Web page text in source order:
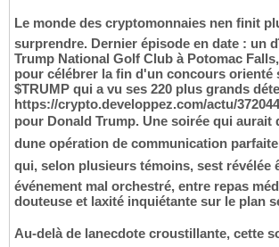
Le monde des cryptomonnaies nen finit
surprendre. Dernier épisode en date : un
Trump National Golf Club à Potomac
pour célébrer la fin d'un concours orienté
$TRUMP qui a vu ses 220 plus grands
https://crypto.developpez.com/actu/
pour Donald Trump. Une soirée qui aurait
dune opération de communication
qui, selon plusieurs témoins, sest révélée
événement mal orchestré, entre repas
douteuse et laxité inquiétante sur le plan
Au-delà de lanecdote croustillante, cette